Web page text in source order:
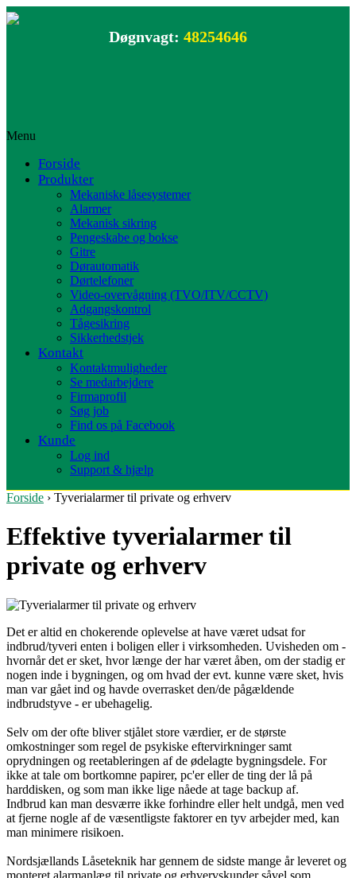
Døgnvagt: 48254646
Menu
Forside
Produkter
Mekaniske låsesystemer
Alarmer
Mekanisk sikring
Pengeskabe og bokse
Gitre
Dørautomatik
Dørtelefoner
Video-overvågning (TVO/ITV/CCTV)
Adgangskontrol
Tågesikring
Sikkerhedstjek
Kontakt
Kontaktmuligheder
Se medarbejdere
Firmaprofil
Søg job
Find os på Facebook
Kunde
Log ind
Support & hjælp
Forside › Tyverialarmer til private og erhverv
Effektive tyverialarmer til
private og erhverv
Det er altid en chokerende oplevelse at have været udsat for
indbrud/tyveri enten i boligen eller i virksomheden. Uvisheden om -
hvornår det er sket, hvor længe der har været åben, om der stadig er
nogen inde i bygningen, og om hvad der evt. kunne være sket, hvis
man var gået ind og havde overrasket den/de pågældende
indbrudstyve - er ubehagelig.
Selv om der ofte bliver stjålet store værdier, er de største
omkostninger som regel de psykiske eftervirkninger samt
oprydningen og reetableringen af de ødelagte bygningsdele. For
ikke at tale om bortkomne papirer, pc'er eller de ting der lå på
harddisken, og som man ikke lige nåede at tage backup af.
Indbrud kan man desværre ikke forhindre eller helt undgå, men ved
at fjerne nogle af de væsentligste faktorer en tyv arbejder med, kan
man minimere risikoen.
Nordsjællands Låseteknik har gennem de sidste mange år leveret og
monteret alarmanlæg til private og erhvervskunder såvel som